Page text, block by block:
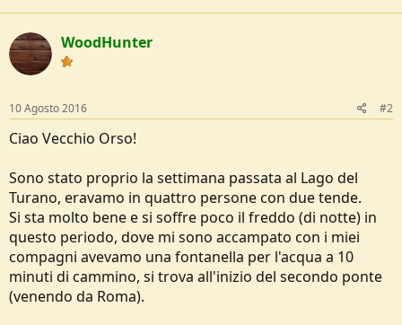
WoodHunter
10 Agosto 2016 #2
Ciao Vecchio Orso!
Sono stato proprio la settimana passata al Lago del
Turano, eravamo in quattro persone con due tende.
Si sta molto bene e si soffre poco il freddo (di notte) in
questo periodo, dove mi sono accampato con i miei
compagni avevamo una fontanella per l'acqua a 10
minuti di cammino, si trova all'inizio del secondo ponte
(venendo da Roma).